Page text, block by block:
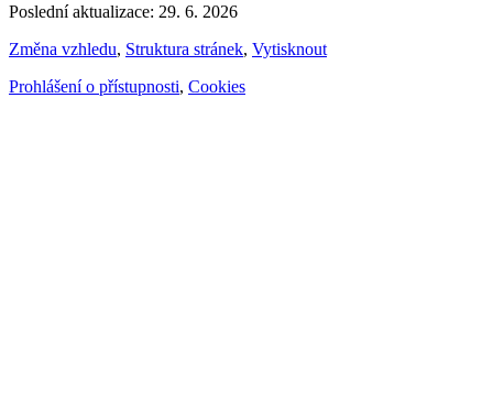
Poslední aktualizace: 29. 6. 2026
Změna vzhledu, Struktura stránek, Vytisknout
Prohlášení o přístupnosti, Cookies